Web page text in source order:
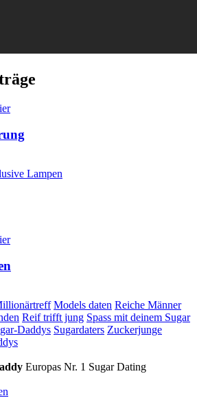
Lampen
Models daten Reiche Männer
Reif trifft jung Spass mit deinem Sugar
Daddys Sugardaters Zuckerjunge
Europas Nr. 1 Sugar Dating